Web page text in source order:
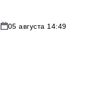
05 августа 14:49